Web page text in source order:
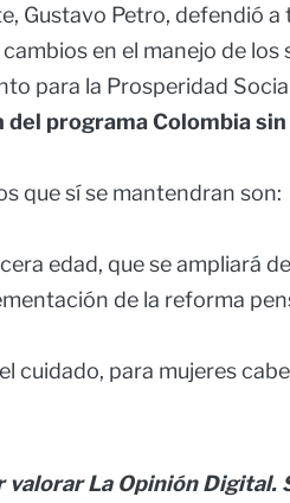
Gustavo Petro, defendió a
en el manejo de los
para la Prosperidad
del programa Colombia
que sí se mantendran son:
edad, que se ampliará
de la reforma
cuidado, para mujeres
valorar La Opinión